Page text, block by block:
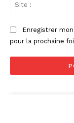
Enregistrer
pour la prochaine